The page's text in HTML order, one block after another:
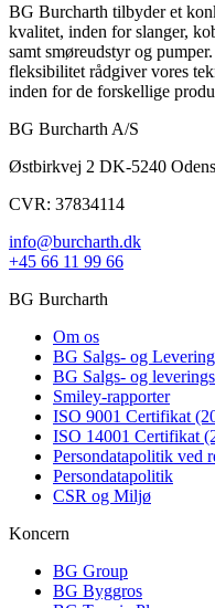
BG Burcharth tilbyder et
kvalitet, inden for slanger,
samt smøreudstyr og
fleksibilitet rådgiver vores
inden for de forskellige
BG Burcharth A/S
Østbirkvej 2 DK-5240
CVR: 37834114
info@burcharth.dk
+45 66 11 99 66
BG Burcharth
Om os
BG Salgs- og
BG Salgs- og
Smiley-rapporter
ISO 9001 Certifikat
ISO 14001 Certifikat
Persondatapolitik ved
Persondatapolitik
CSR og Miljø
Koncern
BG Group
BG Byggros